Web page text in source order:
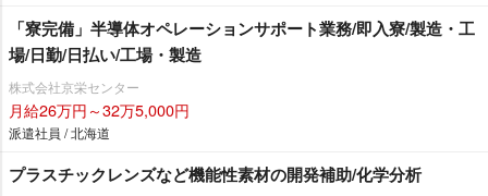
「寮完備」半導体オペレーションサポート業務/即入寮/製造・工
場/日勤/日払い/工場・製造
株式会社京栄センター
月給26万円～32万5,000円
派遣社員 / 北海道
プラスチックレンズなど機能性素材の開発補助/化学分析